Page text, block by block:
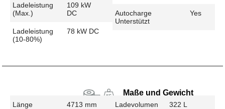
Ladeleistung
(max.)
109 kW
DC
Ladeleistung
(10-80%)
78 kW DC
Autocharge
Unterstützt
Yes
Maße und Gewicht
Länge 4713 mm Ladevolumen 322 L